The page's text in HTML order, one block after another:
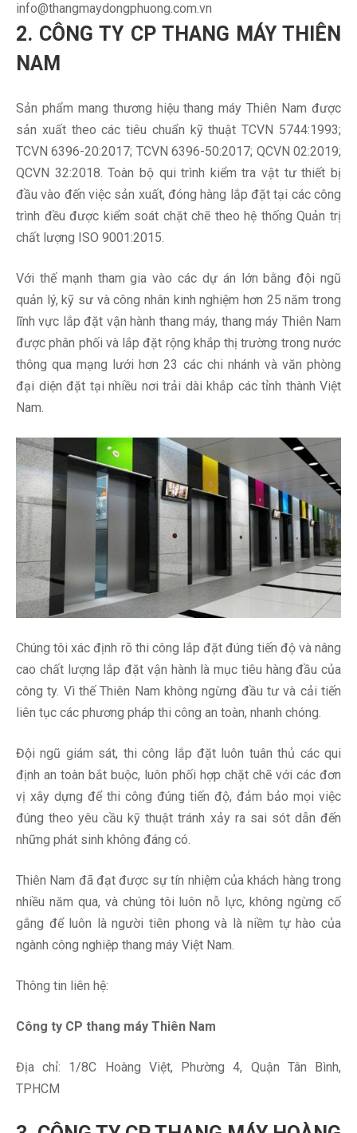
info@thangmaydongphuong.com.vn
2. CÔNG TY CP THANG MÁY THIÊN
NAM
Sản phẩm mang thương hiệu thang máy Thiên Nam được
sản xuất theo các tiêu chuẩn kỹ thuật TCVN 5744:1993;
TCVN 6396-20:2017; TCVN 6396-50:2017; QCVN 02:2019;
QCVN 32:2018. Toàn bộ qui trình kiểm tra vật tư thiết bị
đầu vào đến việc sản xuất, đóng hàng lắp đặt tại các công
trình đều được kiểm soát chặt chẽ theo hệ thống Quản trị
chất lượng ISO 9001:2015.
Với thế mạnh tham gia vào các dự án lớn bằng đội ngũ
quản lý, kỹ sư và công nhân kinh nghiệm hơn 25 năm trong
lĩnh vực lắp đặt vận hành thang máy, thang máy Thiên Nam
được phân phối và lắp đặt rộng khắp thị trường trong nước
thông qua mạng lưới hơn 23 các chi nhánh và văn phòng
đại diện đặt tại nhiều nơi trải dài khắp các tỉnh thành Việt
Nam.
Chúng tôi xác định rõ thi công lắp đặt đúng tiến độ và nâng
cao chất lượng lắp đặt vận hành là mục tiêu hàng đầu của
công ty. Vì thế Thiên Nam không ngừng đầu tư và cải tiến
liên tục các phương pháp thi công an toàn, nhanh chóng.
Đội ngũ giám sát, thi công lắp đặt luôn tuân thủ các qui
định an toàn bắt buộc, luôn phối hợp chặt chẽ với các đơn
vị xây dựng để thi công đúng tiến độ, đảm bảo mọi việc
đúng theo yêu cầu kỹ thuật tránh xảy ra sai sót dẫn đến
những phát sinh không đáng có.
Thiên Nam đã đạt được sự tín nhiệm của khách hàng trong
nhiều năm qua, và chúng tôi luôn nỗ lực, không ngừng cố
gắng để luôn là người tiên phong và là niềm tự hào của
ngành công nghiệp thang máy Việt Nam.
Thông tin liên hệ:
Công ty CP thang máy Thiên Nam
Địa chỉ: 1/8C Hoàng Việt, Phường 4, Quận Tân Bình,
TPHCM